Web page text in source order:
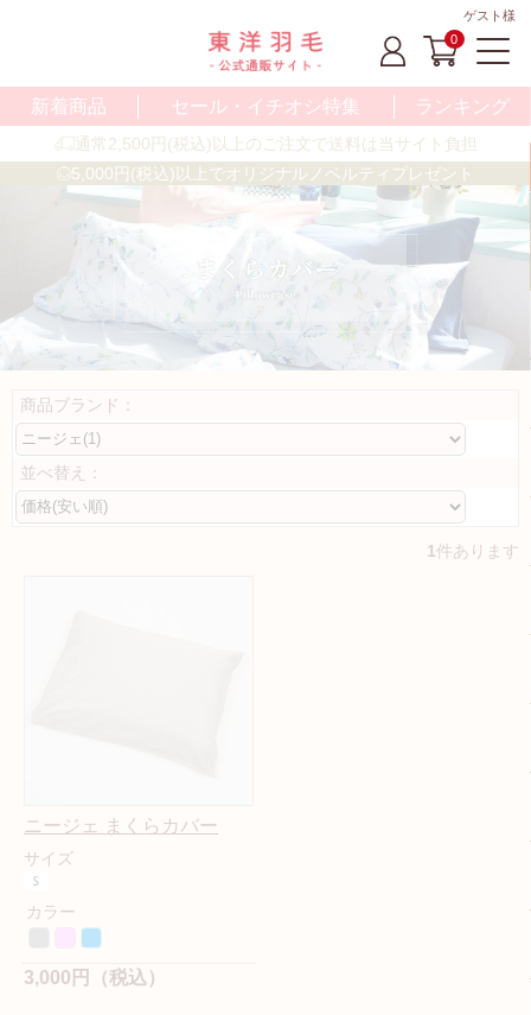
ゲスト様
0
新着商品 セール・イチオシ特集 ランキング
通常2,500円(税込)以上のご注文で送料は当サイト負担
5,000円(税込)以上でオリジナルノベルティプレゼント
商品ブランド：
並べ替え：
1件あります
ニージェ まくらカバー
サイズ
カラー
3,000円（税込）